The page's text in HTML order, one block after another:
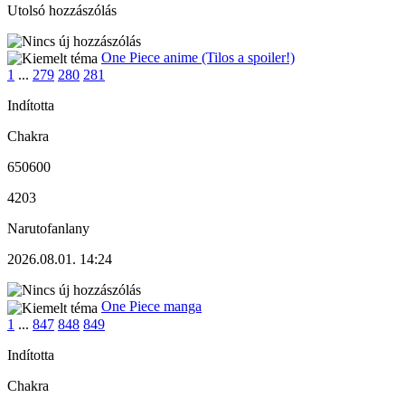
Utolsó hozzászólás
One Piece anime (Tilos a spoiler!)
1 ... 279 280 281
Indította
Chakra
650600
4203
Narutofanlany
2026.08.01. 14:24
One Piece manga
1 ... 847 848 849
Indította
Chakra